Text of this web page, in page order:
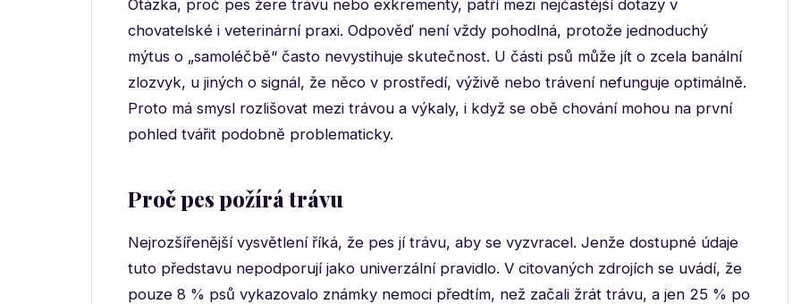
Otázka, proč pes žere trávu nebo exkrementy, patří mezi nejčastější dotazy v
chovatelské i veterinární praxi. Odpověď není vždy pohodlná, protože jednoduchý
mýtus o „samoléčbě“ často nevystihuje skutečnost. U části psů může jít o zcela banální
zlozvyk, u jiných o signál, že něco v prostředí, výživě nebo trávení nefunguje optimálně.
Proto má smysl rozlišovat mezi trávou a výkaly, i když se obě chování mohou na první
pohled tvářit podobně problematicky.
Proč pes požírá trávu
Nejrozšířenější vysvětlení říká, že pes jí trávu, aby se vyzvracel. Jenže dostupné údaje
tuto představu nepodporují jako univerzální pravidlo. V citovaných zdrojích se uvádí, že
pouze 8 % psů vykazovalo známky nemoci předtím, než začali žrát trávu, a jen 25 % po